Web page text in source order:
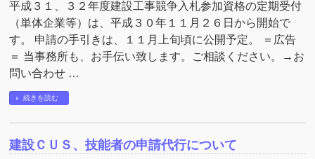
平成３１、３２年度建設工事競争入札参加資格の定期受付
（単体企業等）は、平成３０年１１月２６日から開始で
す。 申請の手引きは、１１月上旬頃に公開予定。 ＝広告
＝ 当事務所も、お手伝い致します。ご相談ください。→お
問い合わせ …
続きを読む
建設ＣＵＳ、技能者の申請代行について